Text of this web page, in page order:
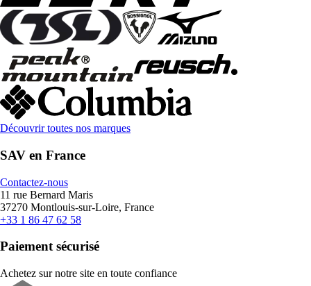
Découvrir toutes nos marques
SAV en France
Contactez-nous
11 rue Bernard Maris
37270 Montlouis-sur-Loire, France
+33 1 86 47 62 58
Paiement sécurisé
Achetez sur notre site en toute confiance